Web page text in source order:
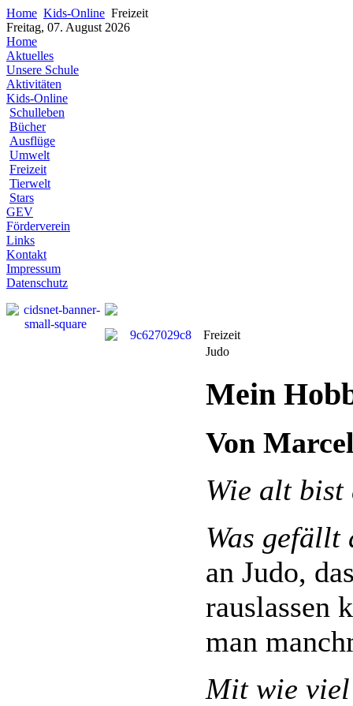
Home Kids-Online Freizeit
Freitag, 07. August 2026
Home
Aktuelles
Unsere Schule
Aktivitäten
Kids-Online
Schulleben
Bücher
Ausflüge
Umwelt
Freizeit
Tierwelt
Stars
GEV
Förderverein
Links
Kontakt
Impressum
Datenschutz
Freizeit
Judo
Mein
Von
Wie alt bist
Was gefällt
an Judo,
rauslassen
man
Mit wie viel